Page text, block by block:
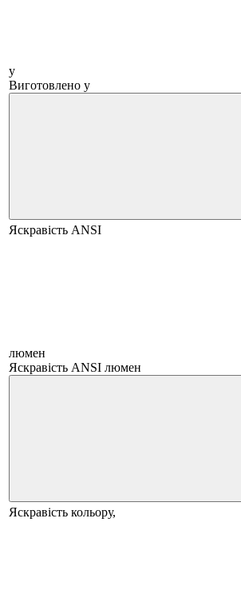
у
Виготовлено у
Яскравість ANSI
люмен
Яскравість ANSI люмен
Яскравість кольору,